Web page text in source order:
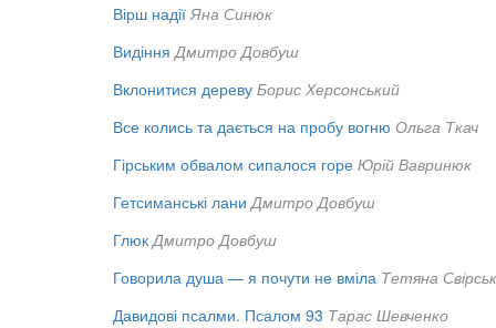
Вірш надії Яна Синюк
Видіння Дмитро Довбуш
Вклонитися дереву Борис Херсонський
Все колись та дається на пробу вогню Ольга Ткач
Гірським обвалом сипалося горе Юрій Вавринюк
Гетсиманські лани Дмитро Довбуш
Глюк Дмитро Довбуш
Говорила душа — я почути не вміла Тетяна
Давидові псалми. Псалом 93 Тарас Шевченко